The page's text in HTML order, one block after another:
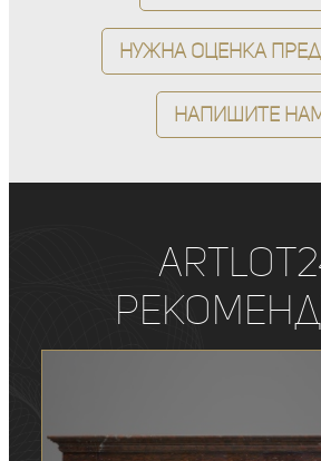
Нужна оценка
Напишите